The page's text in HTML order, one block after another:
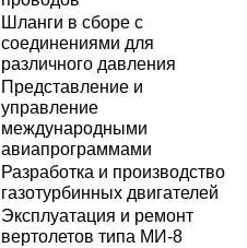
Шланги в сборе с
соединениями для
различного давления
Представление и
управление
международными
авиапрограммами
Разработка и производство
газотурбинных двигателей
Эксплуатация и ремонт
вертолетов типа МИ-8